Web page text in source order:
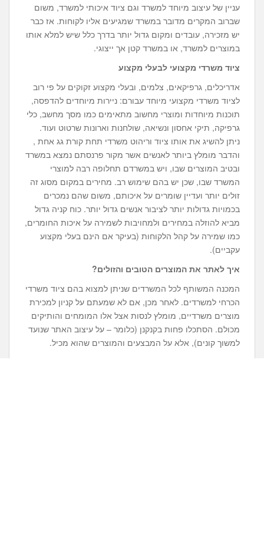
עניין של עיצוב מיוחד למשרד וגם ציוד איכותי למשרד, משום
שברוב המקרים מדובר במשרד שמגיעים אליו לקוחות. אז כבר
יש מזכירה, עובדים ומקום גדול יותר בדרך כלל שיש למלא אותו
במוצרים למשרד, או במשרד קטן אך ייצוגי.
ציוד משרדי מקצועי לבעלי מקצוע
אדריכלים, גרפיקאים, צלמים, ובעלי מקצוע זקוקים על פי רוב
לציוד משרדי מקצועי מיוחד עבורם: ניירות מיוחדים להדפסה,
תוכנות מיוחדות ומוצרי מחשוב מתאימים כמו מסך מחשב, כלי
גרפיקה, תיקי אחסון ונשיאה, שולחנות וארונות שרטוט ועוד.
ניתן להשיג את אותו ציוד וריהוט משרדי תחת קורת גג אחת ,
והדבר מומלץ ביותר לאנשים אשר מקור פרנסתם נמצא במשרד
ובטיב המוצרים שבו, ויש במשרדם תחלופה רבה למוצרי
המשרד שבו, שכן יש בהם שימוש רב. מחירים במקום מסוג זה
זולים יותר ועדיין שומרים על איכותם, משום שהם נמכרים
בכמויות גדולות יותר לציבור אנשים גדול יותר. כוח קניה גדול
מביא להוזלה במחירים ולמחויבות לשמירה על איכות החומרים,
כמו שמירה על קהל הלקוחות (בעיקר אם הינם בעלי מקצוע
עקביים).
איך לאתר את המוצרים הטובים והזולים?
המכנה המשותף לכל המשרדים שניתן למצוא בהם ציוד משרדי
הכרחי למשרדים. לאחר מכן, אם לא שמעתם על קניון למכירת
מוצרים משרדיים, מומלץ לנסות אצל אלו המומחים והותיקים
מכולם. הסתכלו פחות בקנקנן (כלומר – על עיצוב האתר שנועד
למשוך קונים), אלא על המבצעים והמוצרים שהוא מכיל.